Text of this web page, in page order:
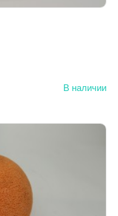
В наличии